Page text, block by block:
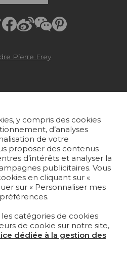
?
Pierre Frey
y compris des cookies
d’analyses
de votre
proposer des contenus
d’intérêts et analyser la
publicitaires. Vous
en cliquant sur «
sur « Personnaliser mes
catégories de cookies
de cookie sur notre site,
dédiée à la gestion des